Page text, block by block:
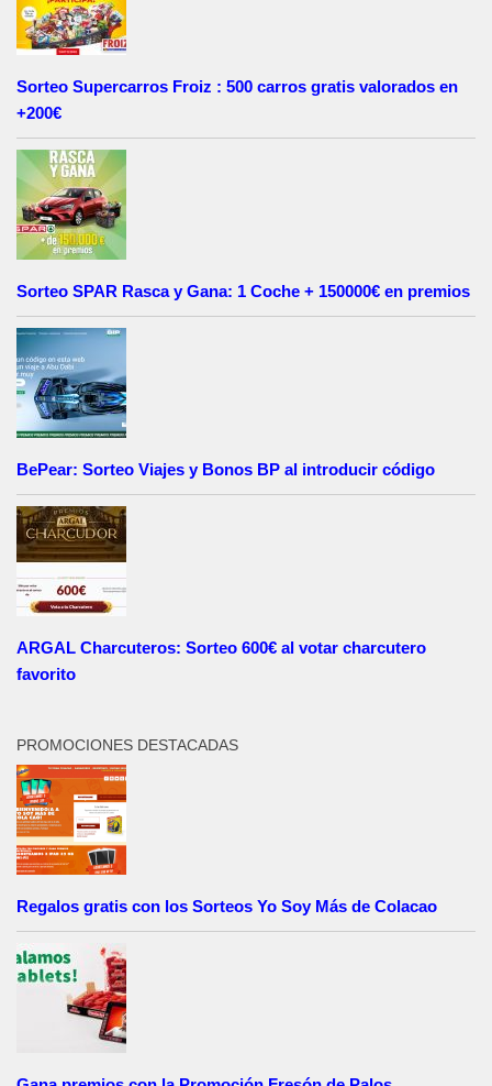
Sorteo Supercarros Froiz : 500 carros gratis valorados en
+200€
Sorteo SPAR Rasca y Gana: 1 Coche + 150000€ en premios
BePear: Sorteo Viajes y Bonos BP al introducir código
ARGAL Charcuteros: Sorteo 600€ al votar charcutero
favorito
PROMOCIONES DESTACADAS
Regalos gratis con los Sorteos Yo Soy Más de Colacao